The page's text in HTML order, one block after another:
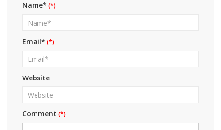
Name*
Email*
Website
Comment